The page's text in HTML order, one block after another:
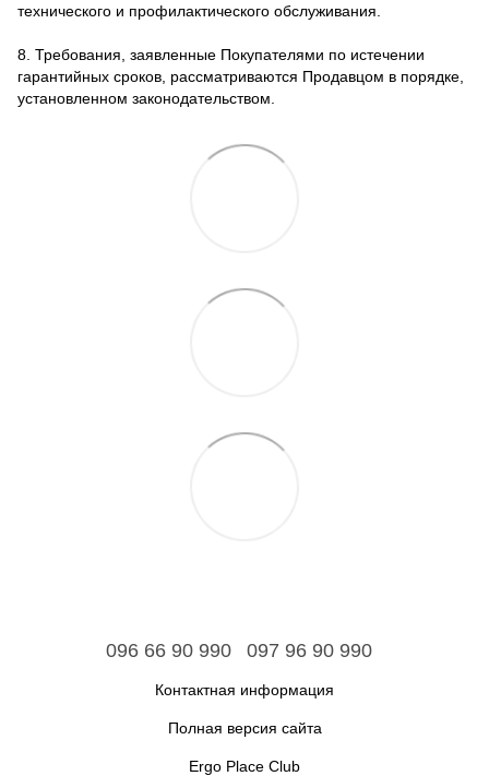
технического и профилактического обслуживания.
8. Требования, заявленные Покупателями по истечении
гарантийных сроков, рассматриваются Продавцом в порядке,
установленном законодательством.
096 66 90 990 097 96 90 990
Контактная информация
Полная версия сайта
Ergo Place Club